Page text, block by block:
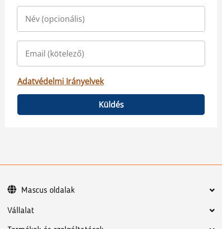
Adatvédelmi Irányelvek
Küldés
Vállalat
Mascus oldalak